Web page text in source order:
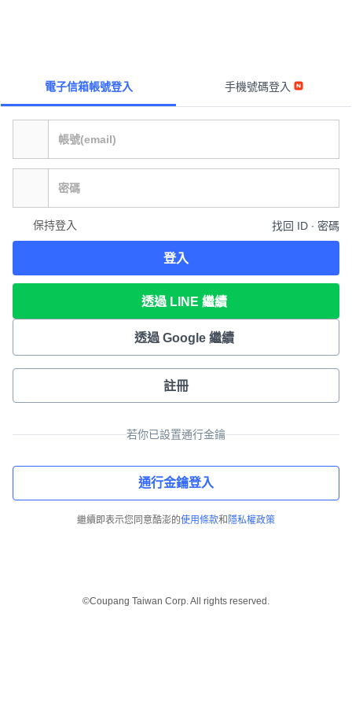
電子信箱帳號登入 手機號碼登入
保持登入 找回 ID ∙ 密碼
登入
透過 LINE 繼續
透過 Google 繼續
註冊
若你已設置通行金鑰
通行金鑰登入
繼續即表示您同意酷澎的使用條款和 隱私權政策
©Coupang Taiwan Corp. All rights reserved.